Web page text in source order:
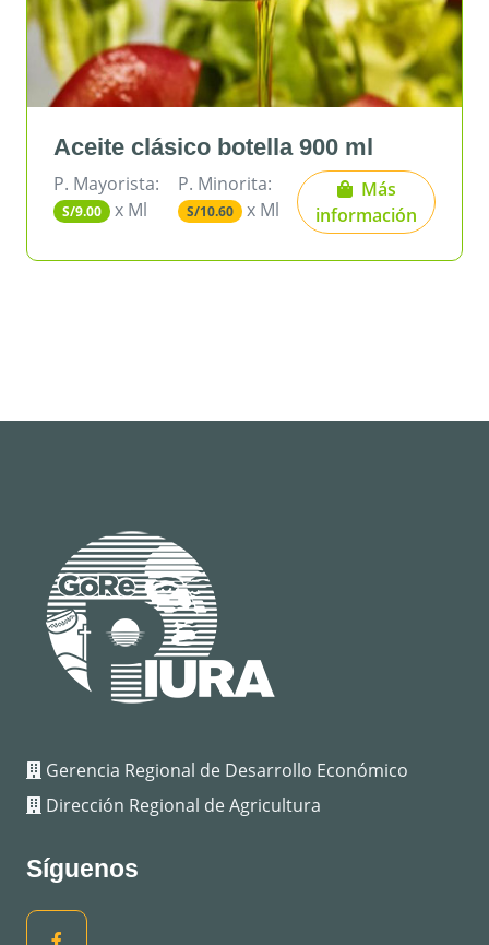
Aceite clásico botella 900 ml
P. Mayorista:
x Ml
P. Minorita:
S/10.60 x Ml
Más
información
Gerencia Regional de Desarrollo Económico
Dirección Regional de Agricultura
Síguenos